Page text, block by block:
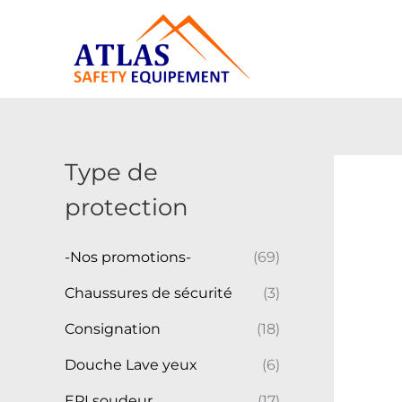
Type de
protection
-Nos promotions- (69)
Chaussures de sécurité (3)
Consignation (18)
Douche Lave yeux (6)